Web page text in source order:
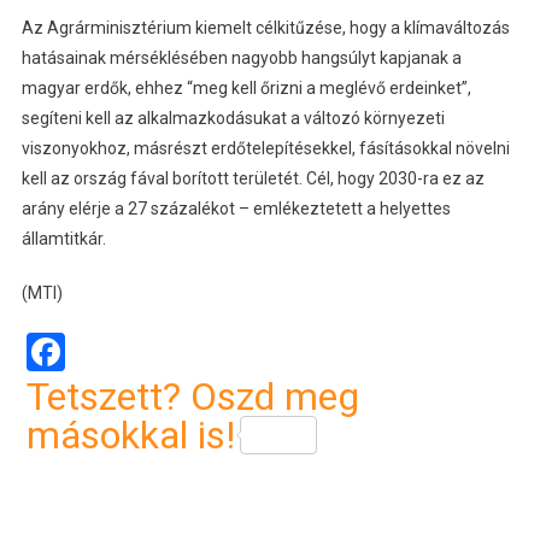
Az Agrárminisztérium kiemelt célkitűzése, hogy a klímaváltozás
hatásainak mérséklésében nagyobb hangsúlyt kapjanak a
magyar erdők, ehhez “meg kell őrizni a meglévő erdeinket”,
segíteni kell az alkalmazkodásukat a változó környezeti
viszonyokhoz, másrészt erdőtelepítésekkel, fásításokkal növelni
kell az ország fával borított területét. Cél, hogy 2030-ra ez az
arány elérje a 27 százalékot – emlékeztetett a helyettes
államtitkár.
(MTI)
Facebook
Tetszett? Oszd meg
másokkal is!